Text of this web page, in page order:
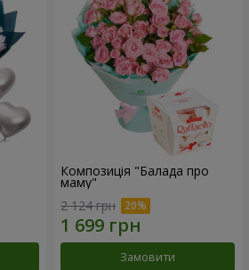
Композиція "Балада про
маму"
2 124 грн
Замовити